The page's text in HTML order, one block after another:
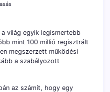
a világ egyik legismertebb
mint 100 millió regisztrált
megszerzett működési
a szabályozott
az számít, hogy egy